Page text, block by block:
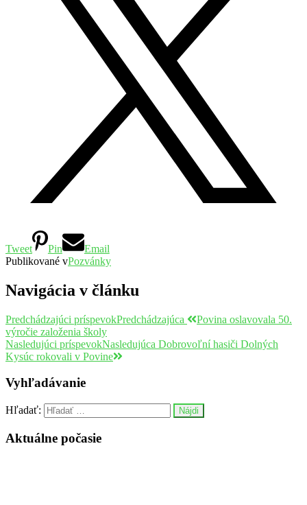
Tweet Pin
Email
Publikované vPozvánky
Navigácia v článku
Predchádzajúci príspevokPredchádzajúca
Povina oslavovala 50.
výročie založenia školy
Nasledujúci príspevokNasledujúca Dobrovoľní hasiči Dolných
Kysúc rokovali v Povine
Vyhľadávanie
Hľadať:
Aktuálne počasie